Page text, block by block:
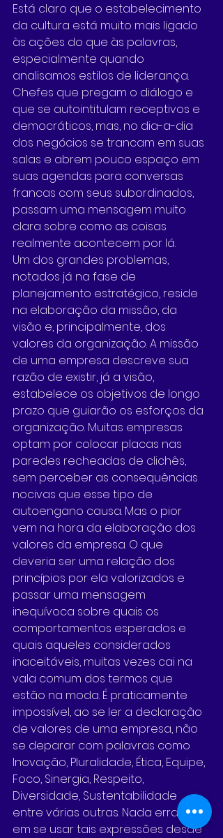
Está claro que o estabelecimento
da cultura está muito mais ligado
às ações do que às palavras,
especialmente quando
analisamos estilos de liderança.
Chefes que pregam o diálogo e
que se autointitulam receptivos e
democráticos, mas, no dia-a-dia
dos negócios se trancam em suas
salas e abrem pouco espaço em
suas agendas para conversas
francas com seus subordinados,
passam uma mensagem muito
clara sobre como as coisas
realmente acontecem por lá.
Um dos grandes problemas,
notados já na fase de
planejamento estratégico, reside
na elaboração da missão, da
visão e, principalmente, dos
valores da organização. A missão
de uma empresa descreve sua
razão de existir, já a visão,
estabelece os objetivos de longo
prazo que guiarão os esforços da
organização. Muitas empresas
optam por colocar placas nas
paredes recheadas de clichês,
sem perceber as consequências
nocivas que esse tipo de
autoengano causa. Mas o pior
vem na hora da elaboração dos
valores da empresa. O que
deveria ser uma relação dos
princípios por ela valorizados e
passar uma mensagem
inequívoca sobre quais os
comportamentos esperados e
quais aqueles considerados
inaceitáveis, muitas vezes cai na
vala comum dos termos que
estão na moda. É praticamente
impossível, ao se ler a declaração
de valores de uma empresa, não
se deparar com palavras como
Inovação, Pluralidade, Ética, Equipe,
Foco, Sinergia, Respeito,
Diversidade, Sustentabilidade
entre várias outras. Nada errado
em se usar tais expressões desde